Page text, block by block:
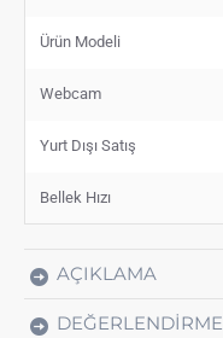
Ürün Modeli
Webcam
Yurt Dışı Satış
Bellek Hızı
AÇIKLAMA
DEĞERLENDIRME